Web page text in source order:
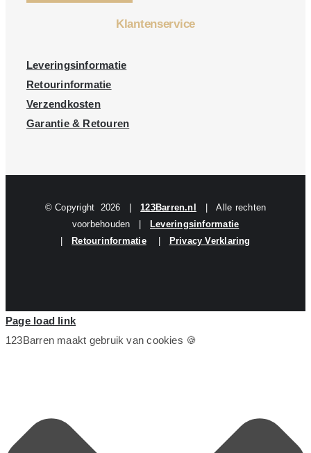
Klantenservice
Leveringsinformatie
Retourinformatie
Verzendkosten
Garantie & Retouren
© Copyright 2026 |123Barren.nl
| Alle rechten
voorbehouden |
Leveringsinformatie
Retourinformatie| Privacy Verklaring
Page load link
123Barren maakt gebruik van cookies 🍪